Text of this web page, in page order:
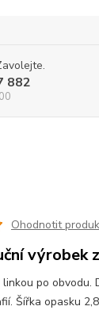
882
Ohodnotit
výrobek
linkou po obvodu.
Šířka opasku